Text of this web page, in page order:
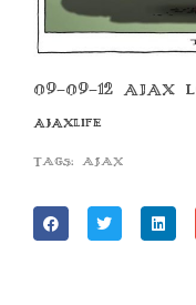
09-09-12 AJAX
AJAXLIFE
Tags: ajax